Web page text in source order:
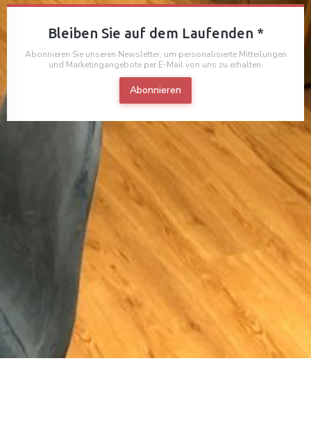
Fenster))
ein neues Fenster))
Bleiben Sie auf dem Laufenden *
Abonnieren Sie unseren Newsletter, um personalisierte Mitteilungen
und Marketingangebote per E-Mail von uns zu erhalten.
Abonnieren